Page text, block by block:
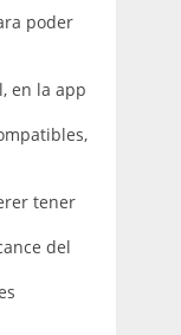
poder
en la app
tener
del